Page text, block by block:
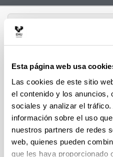
Esta página web usa
Las cookies de este sitio
el contenido y los anuncios,
sociales y analizar el
información sobre el uso
nuestros partners de redes
web, quienes pueden
que les haya proporcionado
Grupo de
SUPREN
Isabel de
partir del 2008)